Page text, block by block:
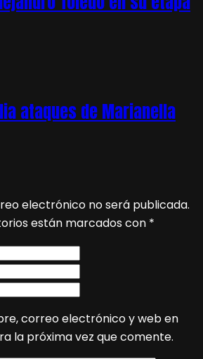
ataques de Marianella
electrónico no será publicada.
están marcados con *
correo electrónico y web en
la próxima vez que comente.